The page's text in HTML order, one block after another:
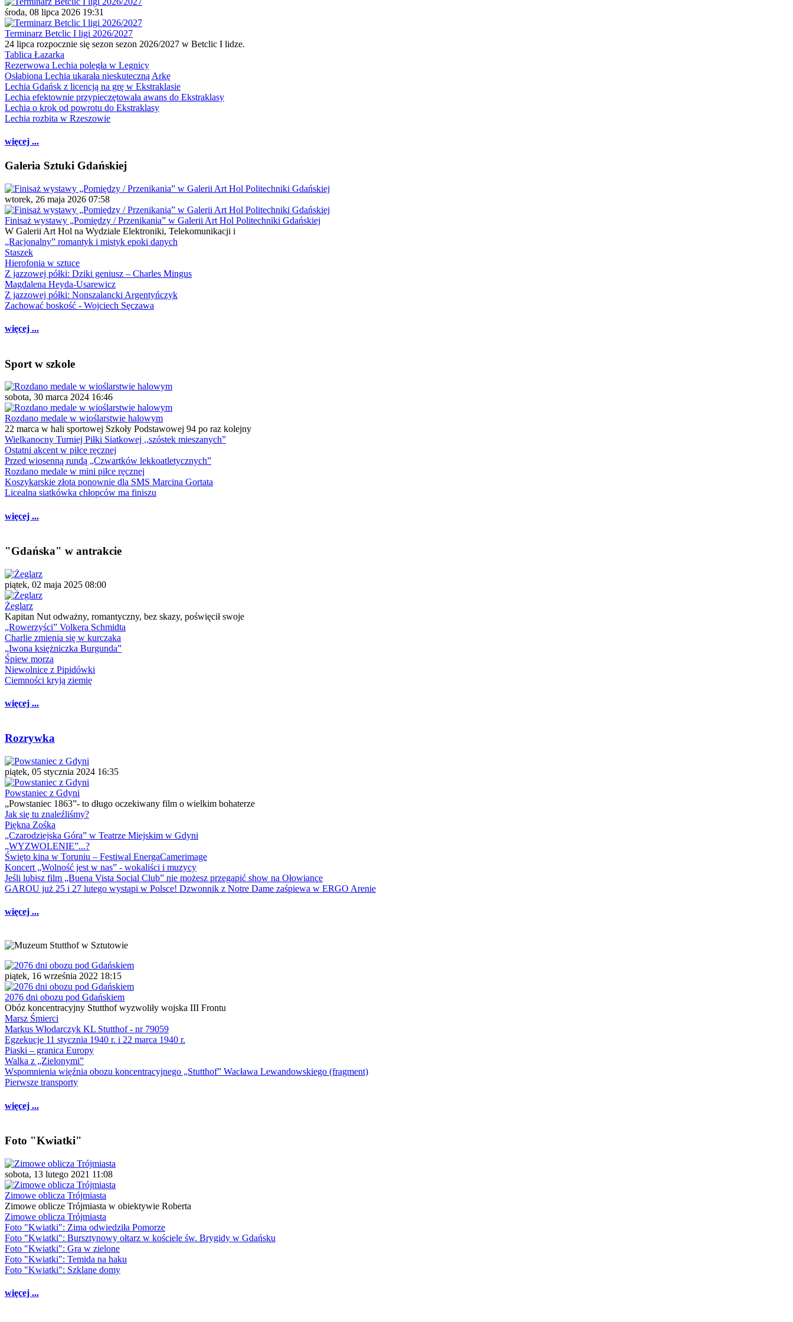
środa, 08 lipca 2026 19:31
Terminarz Betclic I ligi 2026/2027
24 lipca rozpocznie się sezon sezon 2026/2027 w Betclic I lidze.
Tablica Łazarka
Rezerwowa Lechia poległa w Legnicy
Osłabiona Lechia ukarała nieskuteczną Arkę
Lechia Gdańsk z licencją na grę w Ekstraklasie
Lechia efektownie przypieczętowała awans do Ekstraklasy
Lechia o krok od powrotu do Ekstraklasy
Lechia rozbita w Rzeszowie
więcej ...
Galeria Sztuki Gdańskiej
wtorek, 26 maja 2026 07:58
Finisaż wystawy „Pomiędzy / Przenikania” w Galerii Art Hol Politechniki Gdańskiej
W Galerii Art Hol na Wydziale Elektroniki, Telekomunikacji i
„Racjonalny” romantyk i mistyk epoki danych
Staszek
Hierofonia w sztuce
Z jazzowej półki: Dziki geniusz – Charles Mingus
Magdalena Heyda-Usarewicz
Z jazzowej półki: Nonszalancki Argentyńczyk
Zachować boskość - Wojciech Sęczawa
więcej ...
Sport w szkole
sobota, 30 marca 2024 16:46
Rozdano medale w wioślarstwie halowym
22 marca w hali sportowej Szkoły Podstawowej 94 po raz kolejny
Wielkanocny Turniej Piłki Siatkowej ,,szóstek mieszanych”
Ostatni akcent w piłce ręcznej
Przed wiosenną rundą „Czwartków lekkoatletycznych”
Rozdano medale w mini piłce ręcznej
Koszykarskie złota ponownie dla SMS Marcina Gortata
Licealna siatkówka chłopców ma finiszu
więcej ...
"Gdańska" w antrakcie
piątek, 02 maja 2025 08:00
Żeglarz
Kapitan Nut odważny, romantyczny, bez skazy, poświęcił swoje
„Rowerzyści” Volkera Schmidta
Charlie zmienia się w kurczaka
„Iwona księżniczka Burgunda”
Śpiew morza
Niewolnice z Pipidówki
Ciemności kryją ziemię
więcej ...
Rozrywka
piątek, 05 stycznia 2024 16:35
Powstaniec z Gdyni
„Powstaniec 1863”- to długo oczekiwany film o wielkim bohaterze
Jak się tu znaleźliśmy?
Piękna Zośka
„Czarodziejska Góra” w Teatrze Miejskim w Gdyni
„WYZWOLENIE”...?
Święto kina w Toruniu – Festiwal EnergaCamerimage
Koncert „Wolność jest w nas” - wokaliści i muzycy
Jeśli lubisz film „Buena Vista Social Club” nie możesz przegapić show na Ołowiance
GAROU już 25 i 27 lutego wystąpi w Polsce! Dzwonnik z Notre Dame zaśpiewa w ERGO Arenie
więcej ...
piątek, 16 września 2022 18:15
2076 dni obozu pod Gdańskiem
Obóz koncentracyjny Stutthof wyzwoliły wojska III Frontu
Marsz Śmierci
Markus Włodarczyk KL Stutthof - nr 79059
Egzekucje 11 stycznia 1940 r. i 22 marca 1940 r.
Piaski – granica Europy
Walka z „Zielonymi”
Wspomnienia więźnia obozu koncentracyjnego „Stutthof” Wacława Lewandowskiego (fragment)
Pierwsze transporty
więcej ...
Foto "Kwiatki"
sobota, 13 lutego 2021 11:08
Zimowe oblicza Trójmiasta
Zimowe oblicze Trójmiasta w obiektywie Roberta
Zimowe oblicza Trójmiasta
Foto "Kwiatki": Zima odwiedziła Pomorze
Foto "Kwiatki": Bursztynowy ołtarz w kościele św. Brygidy w Gdańsku
Foto "Kwiatki": Gra w zielone
Foto "Kwiatki": Temida na haku
Foto "Kwiatki": Szklane domy
więcej ...